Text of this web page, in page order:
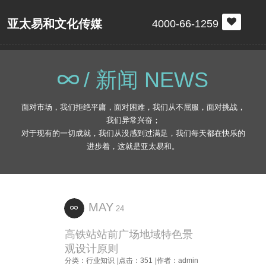
亚太易和文化传媒 4000-66-1259
/ 新闻 NEWS
面对市场，我们拒绝平庸，面对困难，我们从不屈服，面对挑战，
我们异常兴奋；
对于现有的一切成就，我们从没感到过满足，我们每天都在快乐的
进步着，这就是亚太易和。
MAY 24
高铁站站前广场地域特色景
观设计原则
分类：行业知识 |点击：351 |作者：admin